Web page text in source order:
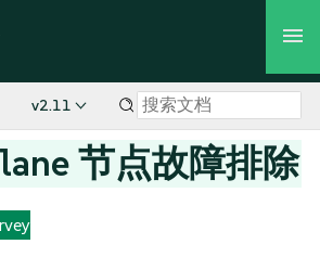
v2.11
节点故障排除